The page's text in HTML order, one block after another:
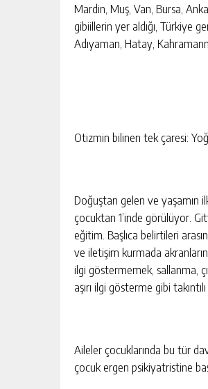
Mardin, Muş, Van, Bursa,
gibiillerin yer aldığı, Türkiye
Adıyaman, Hatay,
Otizmin bilinen tek çaresi:
Doğuştan gelen ve yaşamın
çocuktan 1’inde görülüyor.
eğitim. Başlıca belirtileri
ve iletişim kurmada
ilgi göstermemek, sallanma,
aşırı ilgi gösterme gibi
Aileler çocuklarında bu tür
çocuk ergen psikiyatristine